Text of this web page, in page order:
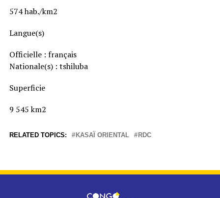
574 hab./km2
Langue(s)
Officielle : français
Nationale(s) : tshiluba
Superficie
9 545 km2
RELATED TOPICS: KASAÏ ORIENTAL RDC